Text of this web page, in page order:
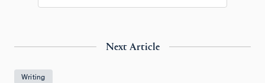
Next Article
Writing